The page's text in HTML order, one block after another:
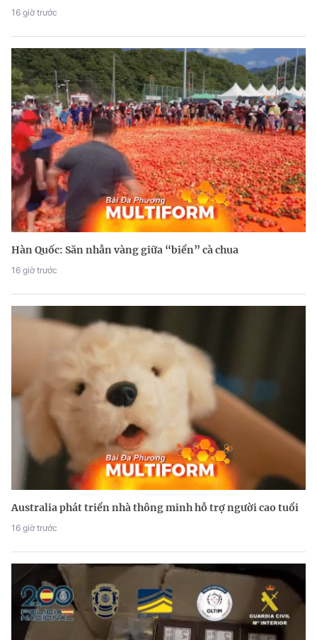
16 giờ trước
Hàn Quốc: Săn nhẫn vàng giữa “biển” cà chua
16 giờ trước
Australia phát triển nhà thông minh hỗ trợ người cao tuổi
16 giờ trước